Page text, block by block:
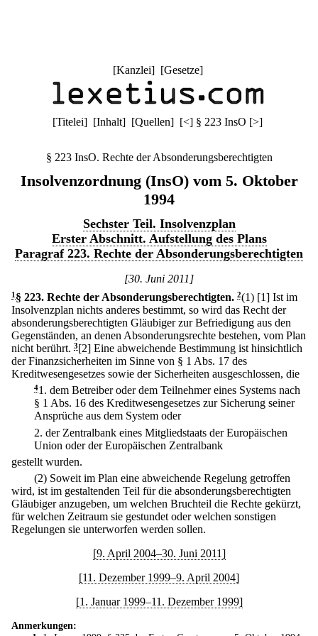
[Kanzlei] [Gesetze]
[Titelei] [Inhalt] [Quellen] [<] § 223 InsO [>]
§ 223 InsO. Rechte der Absonderungsberechtigten
Insolvenzordnung (InsO) vom 5. Oktober
1994
Sechster Teil. Insolvenzplan
Erster Abschnitt. Aufstellung des Plans
Paragraf 223. Rechte der Absonderungsberechtigten
[30. Juni 2011]
1 § 223. Rechte der Absonderungsberechtigten. 2(1) [1] Ist im
Insolvenzplan nichts anderes bestimmt, so wird das Recht der
absonderungsberechtigten Gläubiger zur Befriedigung aus den
Gegenständen, an denen Absonderungsrechte bestehen, vom Plan
nicht berührt. 3[2] Eine abweichende Bestimmung ist hinsichtlich
der Finanzsicherheiten im Sinne von § 1 Abs. 17 des
Kreditwesengesetzes sowie der Sicherheiten ausgeschlossen, die
41. dem Betreiber oder dem Teilnehmer eines Systems nach
§ 1 Abs. 16 des Kreditwesengesetzes zur Sicherung seiner
Ansprüche aus dem System oder
2. der Zentralbank eines Mitgliedstaats der Europäischen
Union oder der Europäischen Zentralbank
gestellt wurden.
(2) Soweit im Plan eine abweichende Regelung getroffen
wird, ist im gestaltenden Teil für die absonderungsberechtigten
Gläubiger anzugeben, um welchen Bruchteil die Rechte gekürzt,
für welchen Zeitraum sie gestundet oder welchen sonstigen
Regelungen sie unterworfen werden sollen.
[9. April 2004–30. Juni 2011]
[11. Dezember 1999–9. April 2004]
[1. Januar 1999–11. Dezember 1999]
Anmerkungen: